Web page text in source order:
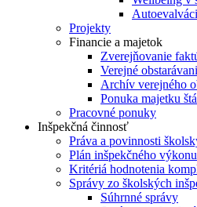
Projekty
Financie a majetok
Zverejňovanie
Verejné
Archív verejného
Ponuka majetku
Pracovné ponuky
Inšpekčná činnosť
Práva a povinnosti
Plán inšpekčného výkonu
Kritériá hodnotenia
Správy zo školských
Súhrnné správy